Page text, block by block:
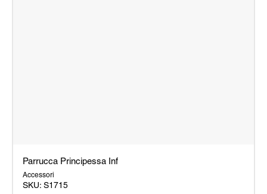
Parrucca Principessa Inf
Accessori
SKU: S1715